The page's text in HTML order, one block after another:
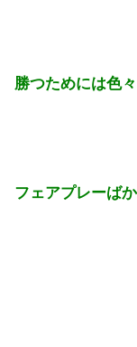
勝つためには色
フェアプレーば